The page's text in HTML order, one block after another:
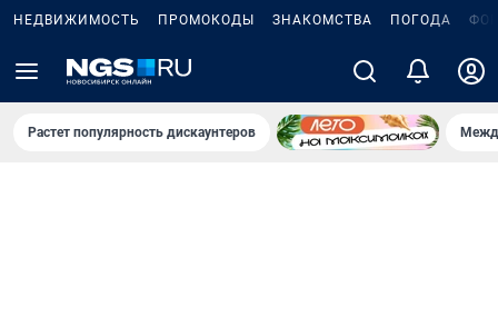
НЕДВИЖИМОСТЬ ПРОМОКОДЫ ЗНАКОМСТВА ПОГОДА
Растет популярность дискаунтеров